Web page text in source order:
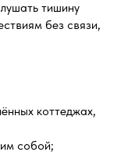
тишину
без связи,
коттеджах,
собой;